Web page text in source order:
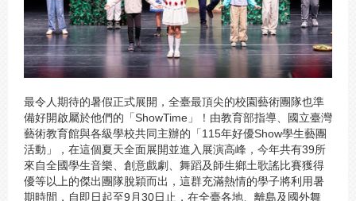
最令人期待的暑假正式展開，全臺最頂尖的校園藝術團隊也準
備好開啟屬於他們的「ShowTime」！由教育部指導、國立臺灣
藝術教育館與各級學校共同主辦的「115年好優Show學生藝團
活動」，在這個夏天全面展開並進入展演高峰，今年共有39所
來自全國學生音樂、創意戲劇、舞蹈及師生鄉土歌謠比賽獲得
優等以上的傑出團隊脫穎而出，這群充滿熱情的學子將利用暑
期時間，自即日起至9月30日止，在全臺各地、離島及國外舞